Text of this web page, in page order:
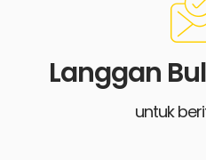
Langgan
untuk